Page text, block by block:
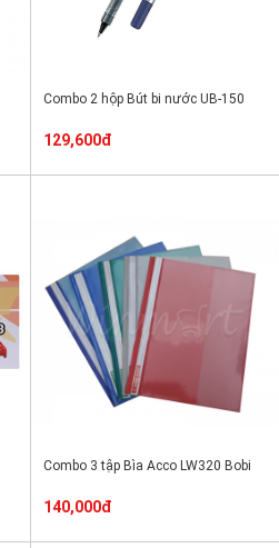
Combo 2 hộp Bút bi nước UB-150
129,600đ
Combo 3 tập Bìa Acco LW320 Bobi
140,000đ